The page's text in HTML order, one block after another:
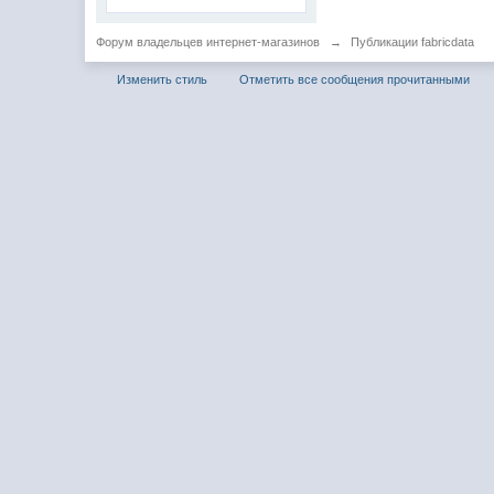
Форум владельцев интернет-магазинов → Публикации fabricdata
Изменить стиль Отметить все сообщения прочитанными